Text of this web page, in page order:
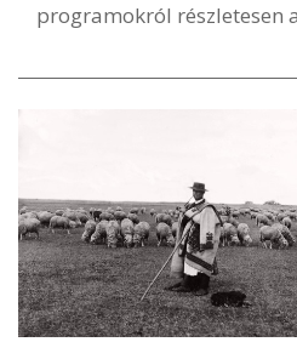
programokról részletesen